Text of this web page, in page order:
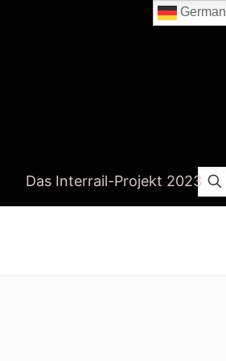
Das Interrail-Projekt 2023
German